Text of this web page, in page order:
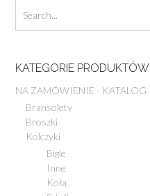
KATEGORIE PRODUKTÓW
NA ZAMÓWIENIE - KATALOG
Bransolety
Broszki
Kolczyki
Bigle
Inne
Koła